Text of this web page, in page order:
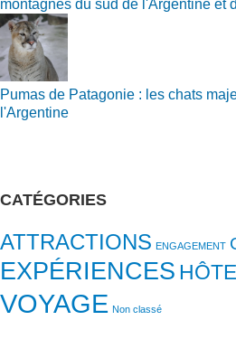
montagnes du sud de l'Argentine et
Pumas de Patagonie : les chats
l'Argentine
CATÉGORIES
ATTRACTIONS ENGAGEMENT
EXPÉRIENCES
VOYAGE Non classé